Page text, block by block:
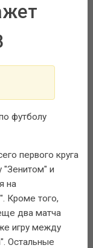
футболу
первого круга
и
на
Кроме того,
два матча
игру между
Остальные